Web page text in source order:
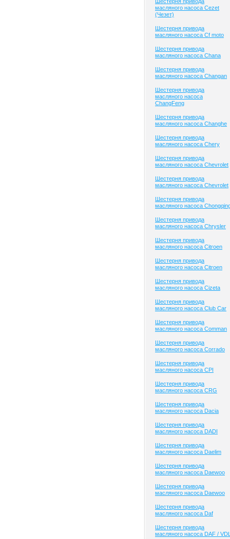
масляного насоса Cezet
(Чезет)
Шестерня привода
масляного насоса Cf moto
Шестерня привода
масляного насоса Chana
Шестерня привода
масляного насоса Changan
Шестерня привода
масляного насоса
ChangFeng
Шестерня привода
масляного насоса Changhe
Шестерня привода
масляного насоса Chery
Шестерня привода
масляного насоса Chevrolet
Шестерня привода
масляного насоса Chevrolet
Шестерня привода
масляного насоса
Шестерня привода
масляного насоса Chrysler
Шестерня привода
масляного насоса Citroen
Шестерня привода
масляного насоса Citroen
Шестерня привода
масляного насоса Cizeta
Шестерня привода
масляного насоса Club Сar
Шестерня привода
масляного насоса Comman
Шестерня привода
масляного насоса Corrado
Шестерня привода
масляного насоса CPI
Шестерня привода
масляного насоса CRG
Шестерня привода
масляного насоса Dacia
Шестерня привода
масляного насоса DADI
Шестерня привода
масляного насоса Daelim
Шестерня привода
масляного насоса Daewoo
Шестерня привода
масляного насоса Daewoo
Шестерня привода
масляного насоса Daf
Шестерня привода
масляного насоса DAF /